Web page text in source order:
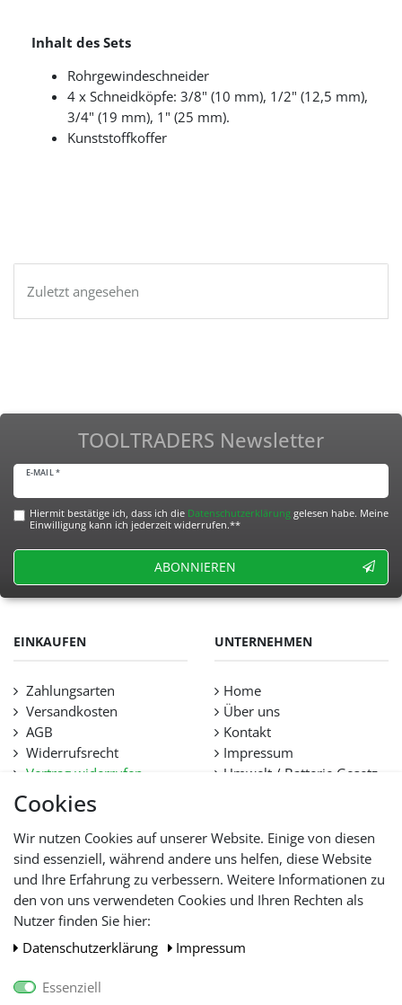
Cookies
Wir nutzen Cookies auf unserer Website. Einige von diesen
sind essenziell, während andere uns helfen, diese Website
und Ihre Erfahrung zu verbessern. Weitere Informationen zu
den von uns verwendeten Cookies und Ihren Rechten als
Nutzer finden Sie hier:
Daten­schutz­erklärung
Impressum
Essenziell
Inhalt des Sets
Rohrgewindeschneider
4 x Schneidköpfe: 3/8" (10 mm), 1/2" (12,5 mm),
3/4" (19 mm), 1" (25 mm).
Kunststoffkoffer
Zuletzt angesehen
TOOLTRADERS Newsletter
E-MAIL *
Hiermit bestätige ich, dass ich die Daten­schutz­erklärunggelesen habe. Meine
Einwilligung kann ich jederzeit widerrufen.**
ABONNIEREN
EINKAUFEN
Zahlungsarten
Versandkosten
AGB
Widerrufsrecht
Vertrag widerrufen
Datenschutz
Hilfe
Lieferfristen und
Lieferbeschränkung
UNTERNEHMEN
Home
Über uns
Kontakt
Impressum
Umwelt / Batterie Gesetz
WIR AKZEPTIEREN